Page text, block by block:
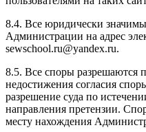
8.4. Все юридически
Администрации на адрес
sewschool.ru@yandex.ru.
8.5. Все споры разрешаются
недостижения согласия
разрешение суда по
направления претензии.
месту нахождения